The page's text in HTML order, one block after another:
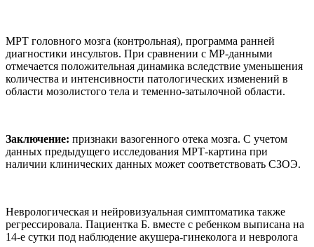
МРТ головного мозга (контрольная), программа ранней
диагностики инсультов. При сравнении с МР-данными
отмечается положительная динамика вследствие уменьшения
количества и интенсивности патологических изменений в
области мозолистого тела и теменно-затылочной области.
Заключение: признаки вазогенного отека мозга. С учетом
данных предыдущего исследования МРТ-картина при
наличии клинических данных может соответствовать СЗОЭ.
Неврологическая и нейровизуальная симптоматика также
регрессировала. Пациентка Б. вместе с ребенком выписана на
14-е сутки под наблюдение акушера-гинеколога и невролога